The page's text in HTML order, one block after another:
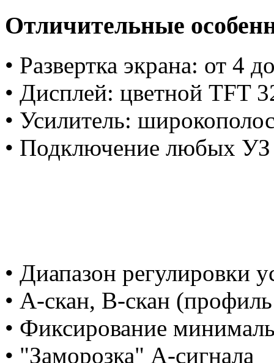
Отличительные
• Развертка экрана: от 4
• Дисплей: цветной TFT
• Усилитель:
• Подключение любых
• Диапазон регулировки
• А-скан, В-скан
• Фиксирование
• "Заморозка" А-сигнала